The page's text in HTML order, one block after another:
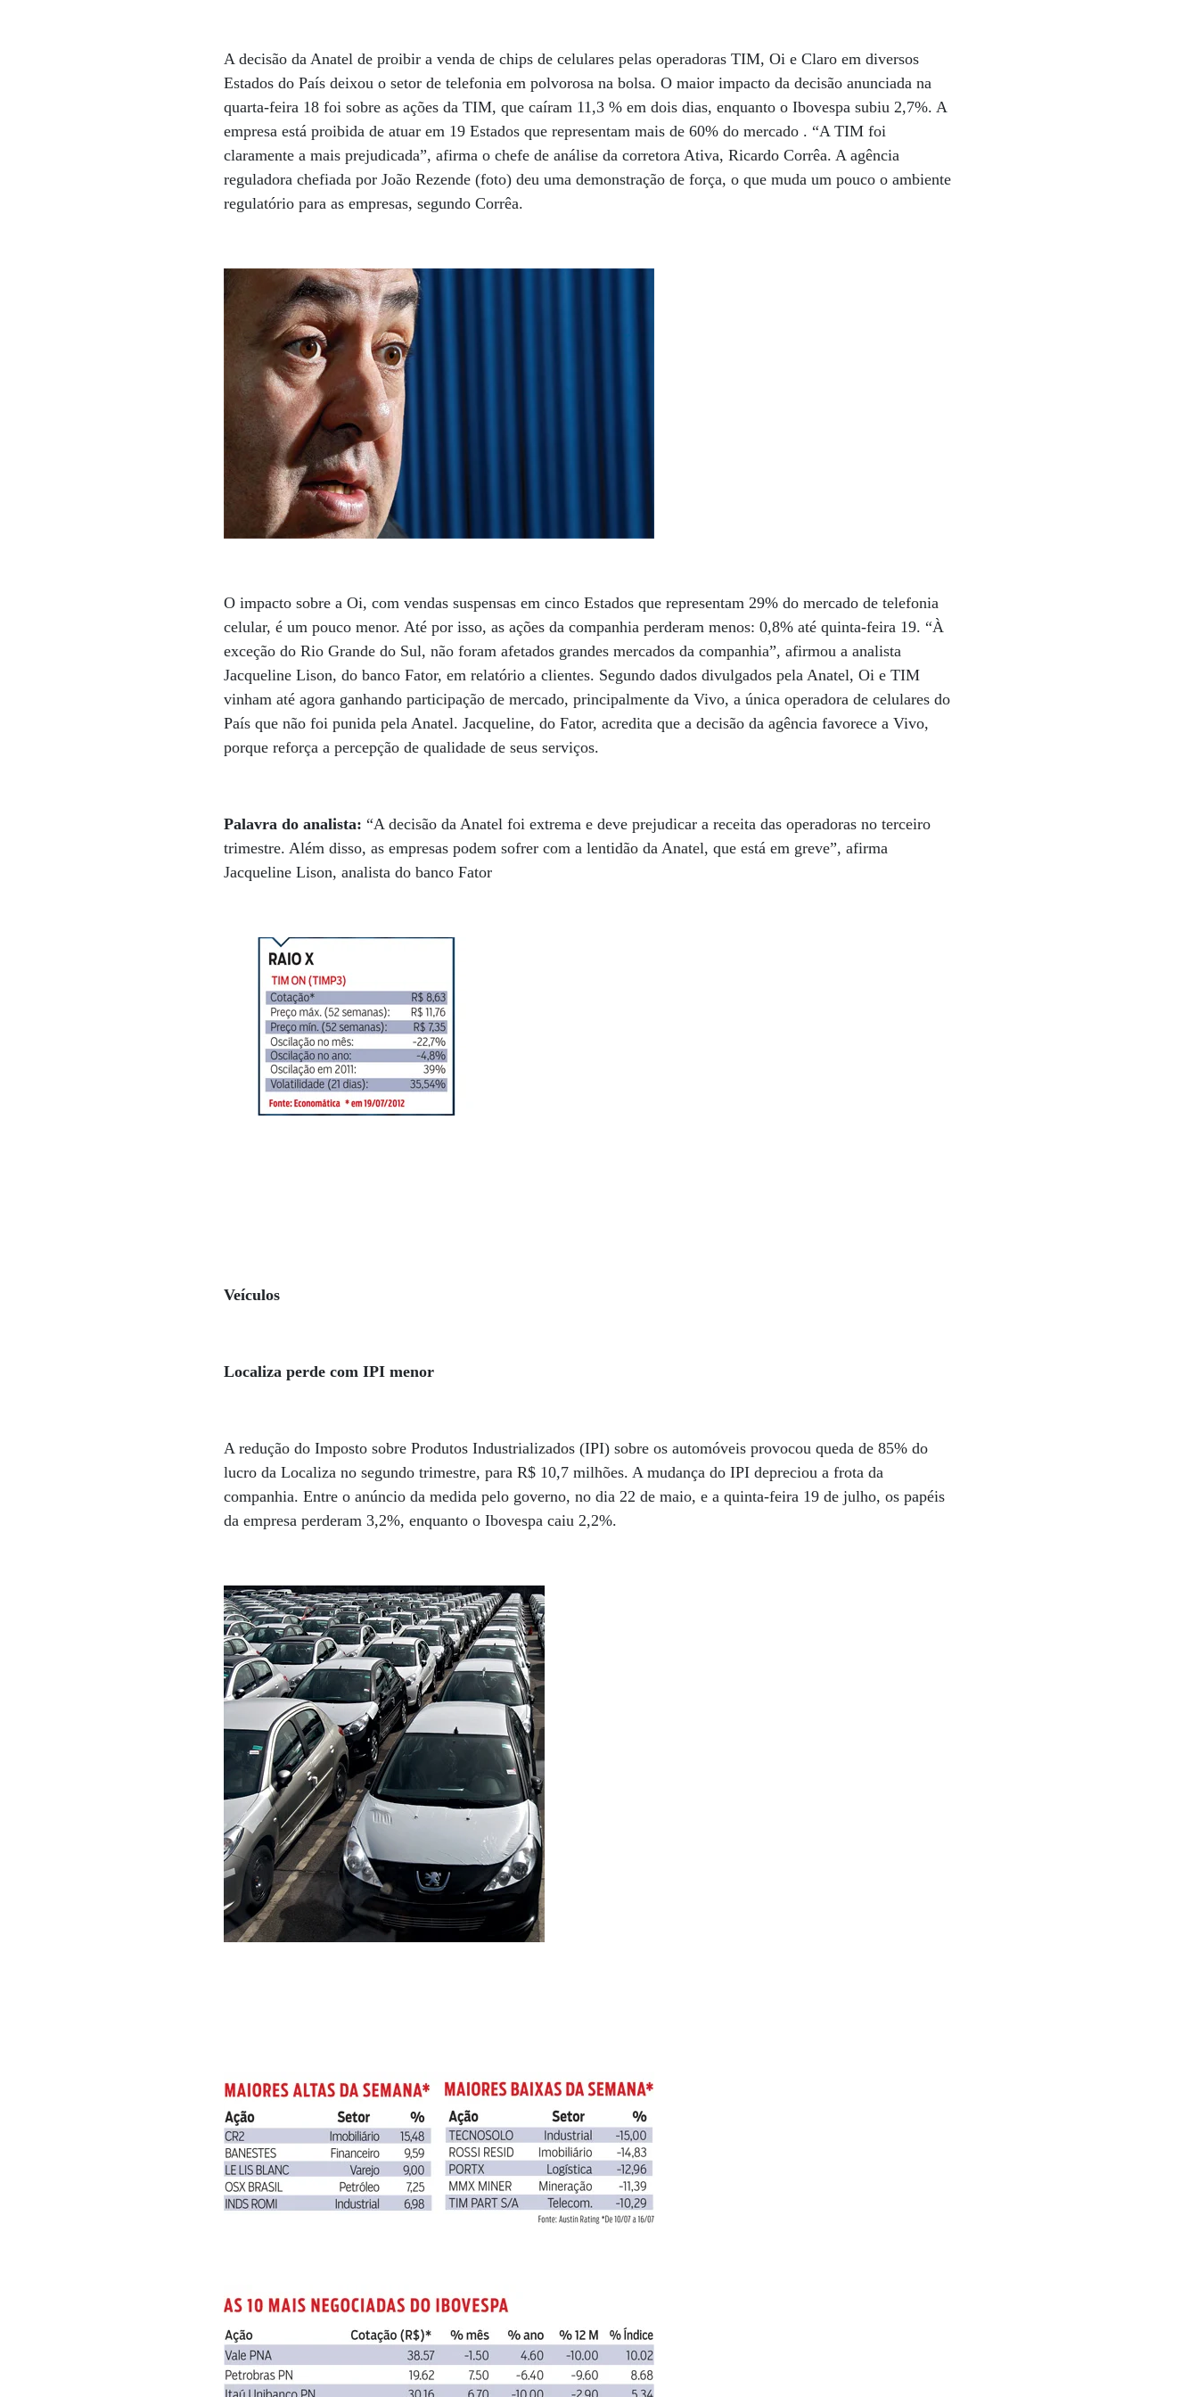
A decisão da Anatel de proibir a venda de chips de celulares pelas operadoras TIM, Oi e Claro em diversos
Estados do País deixou o setor de telefonia em polvorosa na bolsa. O maior impacto da decisão anunciada na
quarta-feira 18 foi sobre as ações da TIM, que caíram 11,3 % em dois dias, enquanto o Ibovespa subiu 2,7%. A
empresa está proibida de atuar em 19 Estados que representam mais de 60% do mercado . “A TIM foi
claramente a mais prejudicada”, afirma o chefe de análise da corretora Ativa, Ricardo Corrêa. A agência
reguladora chefiada por João Rezende (foto) deu uma demonstração de força, o que muda um pouco o ambiente
regulatório para as empresas, segundo Corrêa.
O impacto sobre a Oi, com vendas suspensas em cinco Estados que representam 29% do mercado de telefonia
celular, é um pouco menor. Até por isso, as ações da companhia perderam menos: 0,8% até quinta-feira 19. “À
exceção do Rio Grande do Sul, não foram afetados grandes mercados da companhia”, afirmou a analista
Jacqueline Lison, do banco Fator, em relatório a clientes. Segundo dados divulgados pela Anatel, Oi e TIM
vinham até agora ganhando participação de mercado, principalmente da Vivo, a única operadora de celulares do
País que não foi punida pela Anatel. Jacqueline, do Fator, acredita que a decisão da agência favorece a Vivo,
porque reforça a percepção de qualidade de seus serviços.
Palavra do analista: “A decisão da Anatel foi extrema e deve prejudicar a receita das operadoras no terceiro
trimestre. Além disso, as empresas podem sofrer com a lentidão da Anatel, que está em greve”, afirma
Jacqueline Lison, analista do banco Fator
Veículos
Localiza perde com IPI menor
A redução do Imposto sobre Produtos Industrializados (IPI) sobre os automóveis provocou queda de 85% do
lucro da Localiza no segundo trimestre, para R$ 10,7 milhões. A mudança do IPI depreciou a frota da
companhia. Entre o anúncio da medida pelo governo, no dia 22 de maio, e a quinta-feira 19 de julho, os papéis
da empresa perderam 3,2%, enquanto o Ibovespa caiu 2,2%.